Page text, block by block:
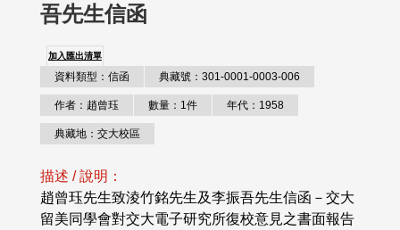
吾先生信函
加入匯出清單
資料類型：信函 典藏號：301-0001-0003-006
作者：趙曾珏 數量：1件 年代：1958
典藏地：交大校區
描述 / 說明：
趙曾珏先生致淩竹銘先生及李振吾先生信函－交大
留美同學會對交大電子研究所復校意見之書面報告